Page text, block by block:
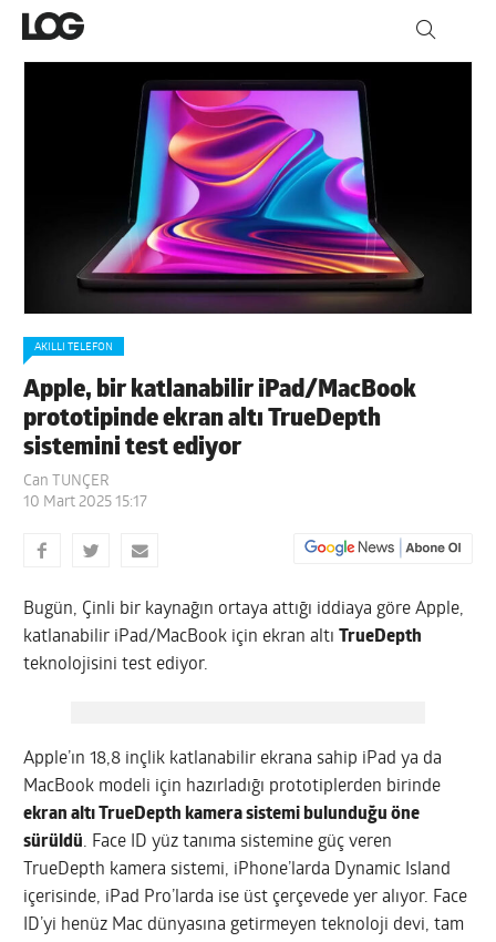
AKILLI TELEFON
Apple, bir katlanabilir iPad/MacBook
prototipinde ekran altı TrueDepth
sistemini test ediyor
Can TUNÇER
10 Mart 2025 15:17
Bugün, Çinli bir kaynağın ortaya attığı iddiaya göre Apple,
katlanabilir iPad/MacBook için ekran altı
TrueDepth
teknolojisini test ediyor.
Apple’ın 18,8 inçlik katlanabilir ekrana sahip iPad ya da
MacBook modeli için hazırladığı prototiplerden birinde
ekran altı TrueDepth kamera sistemi bulunduğu öne
sürüldü. Face ID yüz tanıma sistemine güç veren
TrueDepth kamera sistemi, iPhone’larda Dynamic Island
içerisinde, iPad Pro’larda ise üst çerçevede yer alıyor. Face
ID’yi henüz Mac dünyasına getirmeyen teknoloji devi, tam